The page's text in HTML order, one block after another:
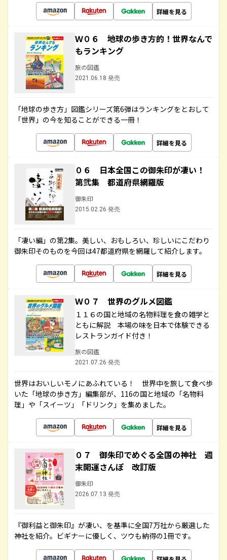
詳細を見る
Ｗ０６ 地球の歩き方的！世界なんで
もランキング
旅の図鑑
2021.06.18 発売
「地球の歩き方」図鑑シリーズ第6弾はランキングをとおして
「世界」の今を知ることができる一冊！
詳細を見る
０６ 日本全国この御朱印が凄い！
第弐集 都道府県網羅版
御朱印
2015.02.26 発売
「凄い編」の第2集。美しい、おもしろい、珍しいにこだわり
御朱印そのものを今回は47都道府県を網羅して紹介します。
詳細を見る
Ｗ０７ 世界のグルメ図鑑
１１６の国と地域の名物料理を食の雑学と
ともに解説 本場の味を日本で体験できる
レストランガイド付き！
旅の図鑑
2021.07.26 発売
世界はおいしいモノにあふれている！ 世界中を旅して食べ歩
いた「地球の歩き方」編集部が、116の国と地域の「名物料
理」や「スイーツ」「ドリンク」を集めました。
詳細を見る
０７ 御朱印でめぐる全国の神社 週
末開運さんぽ 改訂版
御朱印
2026.07.13 発売
『御利益と御朱印』が凄い、を基準に全国7万社から厳選した
神社を紹介。ビギナーに優しく、ツウも納得の1冊です。